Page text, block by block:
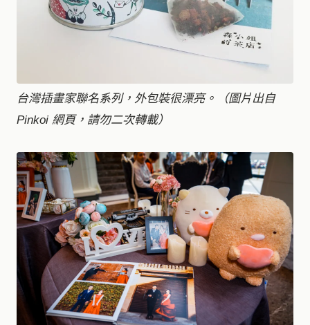
台灣插畫家聯名系列，外包裝很漂亮。（圖片出自
Pinkoi 網頁，請勿二次轉載）